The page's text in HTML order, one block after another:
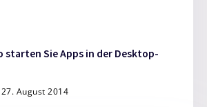
starten Sie Apps in der Desktop-
27. August 2014